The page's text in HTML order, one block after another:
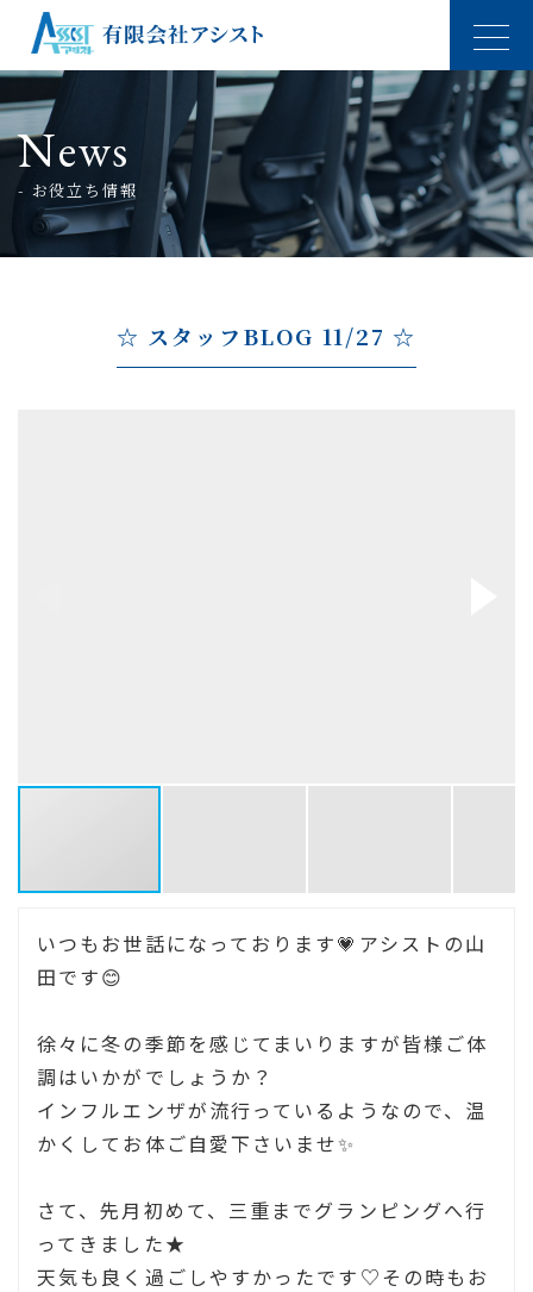
News
- お役立ち情報
☆ スタッフBLOG 11/27 ☆
いつもお世話になっております💗アシストの山
田です😊
徐々に冬の季節を感じてまいりますが皆様ご体
調はいかがでしょうか？
インフルエンザが流行っているようなので、温
かくしてお体ご自愛下さいませ✨
さて、先月初めて、三重までグランピングへ行
ってきました★
天気も良く過ごしやすかったです♡その時もお